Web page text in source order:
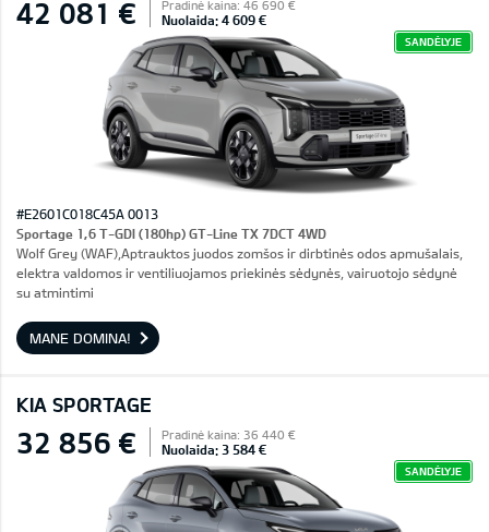
42 081 € Pradinė kaina: 46 690 €
Nuolaida: 4 609 €
SANDĖLYJE
#E2601C018C45A 0013
Sportage 1,6 T-GDI (180hp) GT-Line TX 7DCT 4WD
Wolf Grey (WAF),Aptrauktos juodos zomšos ir dirbtinės odos apmušalais,
elektra valdomos ir ventiliuojamos priekinės sėdynės, vairuotojo sėdynė
su atmintimi
MANE DOMINA!
KIA SPORTAGE
32 856 € Pradinė kaina: 36 440 €
Nuolaida: 3 584 €
SANDĖLYJE